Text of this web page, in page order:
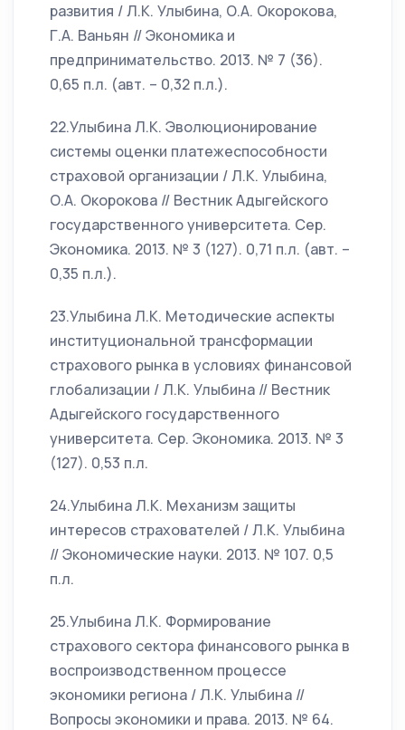
развития / Л.К. Улыбина, О.А. Окорокова,
Г.А. Ваньян // Экономика и
предпринимательство. 2013. № 7 (36).
0,65 п.л. (авт. – 0,32 п.л.).
22.Улыбина Л.К. Эволюционирование
системы оценки платежеспособности
страховой организации / Л.К. Улыбина,
О.А. Окорокова // Вестник Адыгейского
государственного университета. Сер.
Экономика. 2013. № 3 (127). 0,71 п.л. (авт. –
0,35 п.л.).
23.Улыбина Л.К. Методические аспекты
институциональной трансформации
страхового рынка в условиях финансовой
глобализации / Л.К. Улыбина // Вестник
Адыгейского государственного
университета. Сер. Экономика. 2013. № 3
(127). 0,53 п.л.
24.Улыбина Л.К. Механизм защиты
интересов страхователей / Л.К. Улыбина
// Экономические науки. 2013. № 107. 0,5
п.л.
25.Улыбина Л.К. Формирование
страхового сектора финансового рынка в
воспроизводственном процессе
экономики региона / Л.К. Улыбина //
Вопросы экономики и права. 2013. № 64.